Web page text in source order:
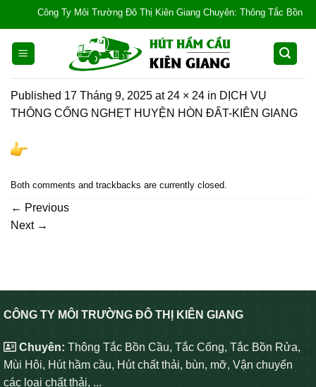
content
Công Ty Môi Trường Đô Thị Kiên Giang Chuyên: Thông Tắc Bồn
Published 17 Tháng 9, 2025 at 24 × 24 in DỊCH VỤ
THÔNG CỐNG NGHẸT HUYỆN HÒN ĐẤT-KIÊN GIANG
Both comments and trackbacks are currently closed.
← Previous
Next →
CÔNG TY MÔI TRƯỜNG ĐÔ THỊ KIÊN GIANG
Chuyên: Thông Tắc Bồn Cầu, Tắc Cống, Tắc Bồn Rửa,
Mùi Hôi, Hút hầm cầu, Hút chất thải, bùn, mỡ, Vận chuyển
các loại chất thải, ...